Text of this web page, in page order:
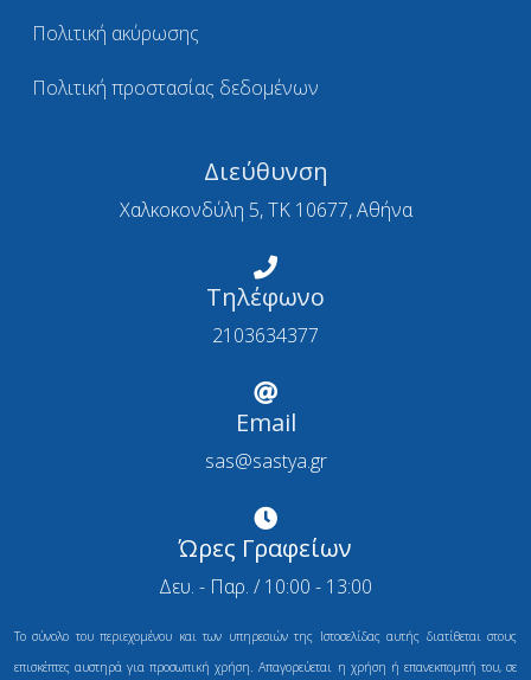
Πολιτική ακύρωσης
Πολιτική προστασίας δεδομένων
Διεύθυνση
Χαλκοκονδύλη 5, ΤΚ 10677, Αθήνα
Τηλέφωνο
2103634377
Email
sas@sastya.gr
Ώρες Γραφείων
Δευ. - Παρ. / 10:00 - 13:00
Το σύνολο του περιεχομένου και των υπηρεσιών της Ιστοσελίδας αυτής διατίθεται στους
επισκέπτες αυστηρά για προσωπική χρήση. Απαγορεύεται η χρήση ή επανεκπομπή του, σε